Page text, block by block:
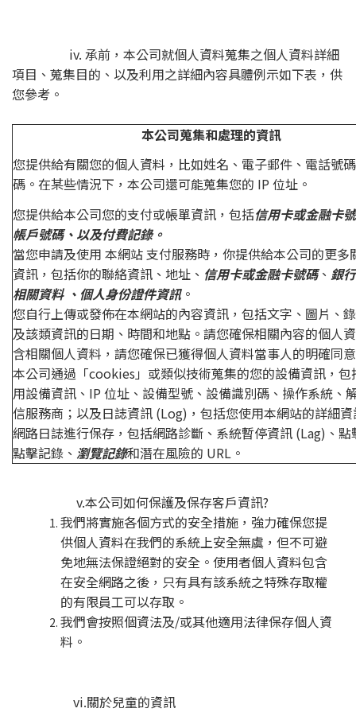
iv. 承前，本公司就個人資料蒐集之個人資料詳細
項目、蒐集目的、以及利用之詳細內容具體例示如下表，供
您參考。
本公司蒐集和處理的資訊
您提供給有關您的個人資料，比如姓名、電子郵件、電話號
碼。在某些情況下，本公司還可能蒐集您的 IP 位址。
您提供給本公司您的支付或帳單資訊，包括信用卡或金融卡
帳戶號碼、以及付費記錄。
當您申請及使用 本網站 支付服務時，你提供給本公司的更多
資訊，包括你的聯絡資訊、地址、 信用卡或金融卡號碼、 銀
相關資料 、個人身份證件資訊。
您自行上傳或發佈在本網站的內容資訊，包括文字、圖片、
及該類資訊的日期、時間和地點。請您確保相關內容的個人
含相關個人資料，請您確保已獲得個人資料當事人的明確同
本公司通過「cookies」或類似技術蒐集的您的設備資訊，包
用設備資訊、IP 位址、設備型號、設備識別碼、操作系統、
信服務商；以及日誌資訊 (Log)，包括您使用本網站的詳細
網路日誌進行保存，包括網路診斷、系統暫停資訊 (Lag)、點
點擊記錄、 瀏覽記錄和潛在風險的 URL。
v.本公司如何保護及保存客戶資訊?
我們將實施各個方式的安全措施，強力確保您提
供個人資料在我們的系統上安全無虞，但不可避
免地無法保證絕對的安全。使用者個人資料包含
在安全網路之後，只有具有該系統之特殊存取權
的有限員工可以存取。
我們會按照個資法及/或其他適用法律保存個人資
料。
vi.關於兒童的資訊